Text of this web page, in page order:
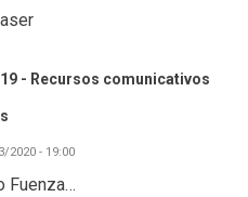
19 - Recursos comunicativos
2020 - 19:00
Fuenza…